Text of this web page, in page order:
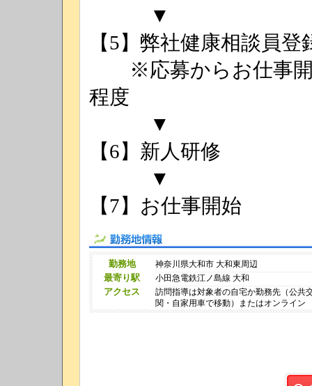
▼
【5】弊社健康相談員登
※応募からお仕事開
程度
▼
【6】新人研修
▼
【7】お仕事開始
勤務地情報
勤務地 神奈川県大和市 大和東周辺
最寄り駅 小田急電鉄江ノ島線 大和
アクセス
訪問指導は対象者の自宅か勤務先（公共
関・自家用車で移動）またはオンライン